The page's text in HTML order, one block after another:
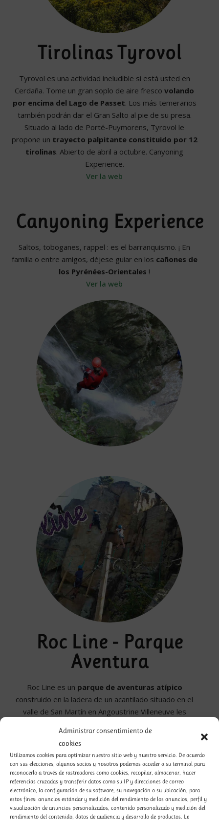
Administrar consentimiento de
cookies
Utilizamos cookies para optimizar nuestro sitio web y nuestro servicio. De acuerdo
con sus elecciones, algunos socios y nosotros podemos acceder a su terminal para
reconocerlo a través de rastreadores como cookies, recopilar, almacenar, hacer
referencias cruzadas y transferir datos como su IP y direcciones de correo
electrónico, la configuración de su software, su navegación o su ubicación, para
estos fines: anuncios estándar y medición del rendimiento de los anuncios, perfil y
visualización de anuncios personalizados, contenido personalizado y medición del
rendimiento del contenido, datos de audiencia y desarrollo de productos. Le
Tirolinas Tyrovol
Tyrovol es una actividad ineludible si está usted en
Cerdaña. Tome un gran soplo de aire frescovolando
por encima del Lago de Passet. Los más temerarios
también podrán dar el Gran Salto al pie de su presa.
Situado al lado de Porté-Puymorens, Tyrovol le
propone un trayecto palpitante constituido por 12
tirolinas. Abierto de abril a octubre. Canyoning
Experience.
Ver la web
Canyoning Experience
Saltos, toboganes, rappel : es el barranquismo. ¡ En
familia o entre amigos, déjese guiar en los cañones de
los Pyrénées-Orientales !
Ver la web
Roc Line - Parque
Aventura
Roc Line es un parque de aventuras atípico
construido en la ladera de un acantilado situado en el
valle de San Martín en Angoustrine Villeneuve les
Se proponen para toda la familia varios recorridos
ascendentes. Permiten un momento lúdico y accesible a
las actividades de montaña como laescalada o lasvías
ferratas.
En la cima desde donde la vista es impresionante sobre
la Cerdaña, todos pueden desafiar su sentido del
equilibrio en una slacklinede 30 m de altura con total